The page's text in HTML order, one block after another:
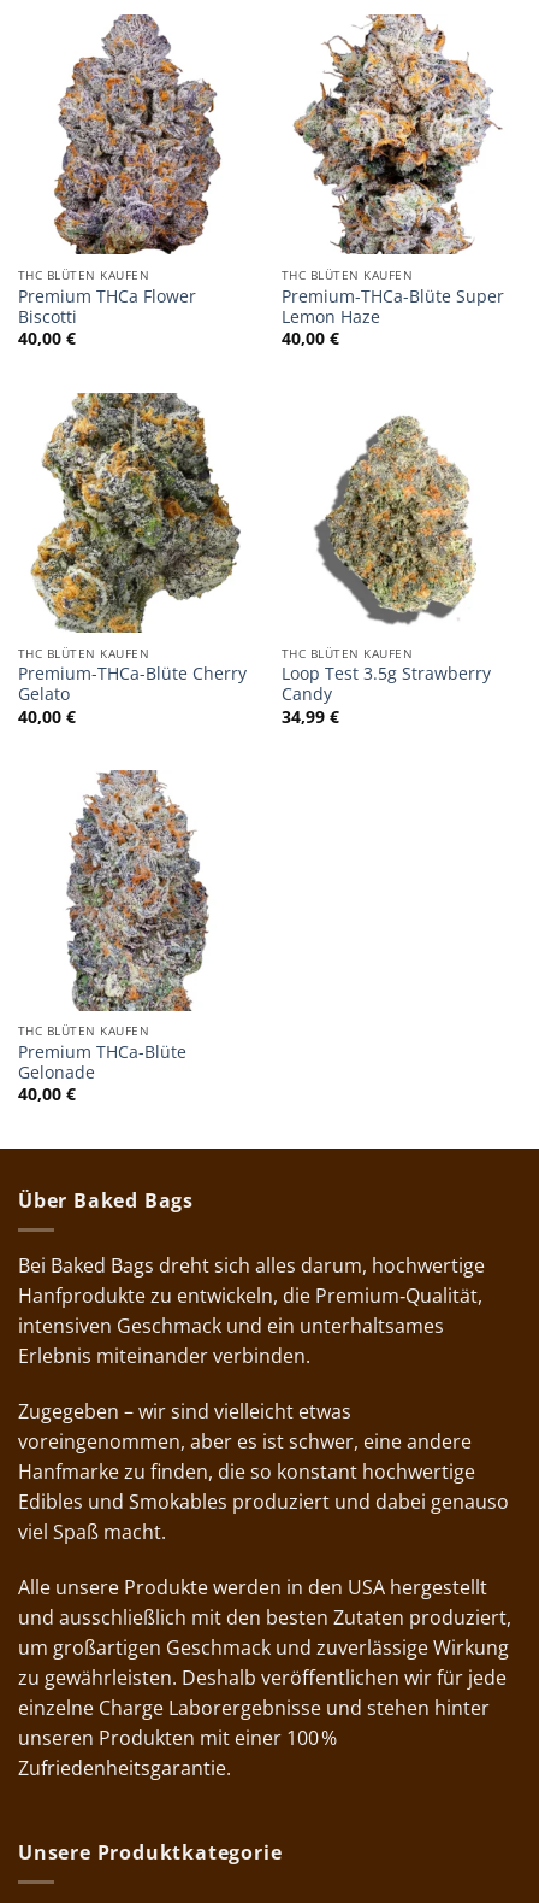
THC BLÜTEN KAUFEN
Premium THCa Flower
Biscotti
40,00 €
THC BLÜTEN KAUFEN
Premium-THCa-Blüte Super
Lemon Haze
40,00 €
THC BLÜTEN KAUFEN
Premium-THCa-Blüte Cherry
Gelato
40,00 €
THC BLÜTEN KAUFEN
Loop Test 3.5g Strawberry
Candy
34,99 €
THC BLÜTEN KAUFEN
Premium THCa-Blüte
Gelonade
40,00 €
Über Baked Bags
Bei Baked Bags dreht sich alles darum, hochwertige
Hanfprodukte zu entwickeln, die Premium‑Qualität,
intensiven Geschmack und ein unterhaltsames
Erlebnis miteinander verbinden.
Zugegeben – wir sind vielleicht etwas
voreingenommen, aber es ist schwer, eine andere
Hanfmarke zu finden, die so konstant hochwertige
Edibles und Smokables produziert und dabei genauso
viel Spaß macht.
Alle unsere Produkte werden in den USA hergestellt
und ausschließlich mit den besten Zutaten produziert,
um großartigen Geschmack und zuverlässige Wirkung
zu gewährleisten. Deshalb veröffentlichen wir für jede
einzelne Charge Laborergebnisse und stehen hinter
unseren Produkten mit einer 100 %
Zufriedenheitsgarantie.
Unsere Produktkategorie